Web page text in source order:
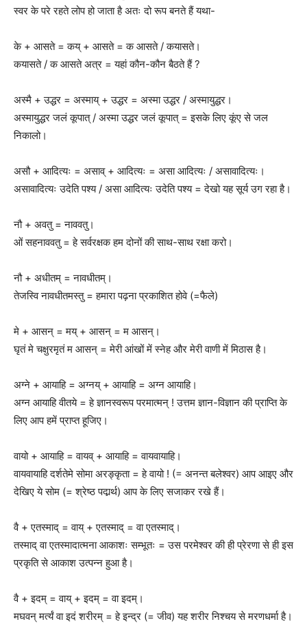
स्वर के परे रहते लोप हो जाता है अतः दो रूप बनते हैं यथा-
के + आसते = कय् + आसते = क आसते / कयासते।
कयासते / क आसते अत्र = यहां कौन-कौन बैठते हैं ?
अस्मै + उद्धर = अस्माय् + उद्धर = अस्मा उद्धर / अस्मायुद्धर।
अस्मायुद्धर जलं कूपात् / अस्मा उद्धर जलं कूपात् = इसके लिए कूंए से जल
निकालो।
असौ + आदित्यः = असाव् + आदित्यः = असा आदित्यः / असावादित्यः।
असावादित्यः उदेति पश्य / असा आदित्यः उदेति पश्य = देखो यह सूर्य उग रहा है।
नौ + अवतु = नाववतु।
ओं सहनाववतु = हे सर्वरक्षक हम दोनों की साथ-साथ रक्षा करो।
नौ + अधीतम् = नावधीतम्।
तेजस्वि नावधीतमस्तु = हमारा पढ़ना प्रकाशित होवे (=फैले)
मे + आसन् = मय् + आसन् = म आसन्।
घृतं मे चक्षुरमृतं म आसन् = मेरी आंखों में स्नेह और मेरी वाणी में मिठास है।
अग्ने + आयाहि = अग्नय् + आयाहि = अग्न आयाहि।
अग्न आयाहि वीतये = हे ज्ञानस्वरूप परमात्मन् ! उत्तम ज्ञान-विज्ञान की प्राप्ति के
लिए आप हमें प्राप्त हूजिए।
वायो + आयाहि = वायव् + आयाहि = वायवायाहि।
वायवायाहि दर्शतेमे सोमा अरङ्कृता = हे वायो ! (= अनन्त बलेश्वर) आप आइए और
देखिए ये सोम (= श्रेष्ठ पदार्र्थ) आप के लिए सजाकर रखे हैं।
वै + एतस्माद् = वाय् + एतस्माद् = वा एतस्माद्।
तस्माद् वा एतस्मादात्मना आकाशः सम्भूतः = उस परमेश्वर की ही प्रेरणा से ही इस
प्रकृति से आकाश उत्पन्न हुआ है।
वै + इदम् = वाय् + इदम् = वा इदम्।
मघवन् मर्त्यं वा इदं शरीरम् = हे इन्द्र (= जीव) यह शरीर निश्चय से मरणधर्मा है।